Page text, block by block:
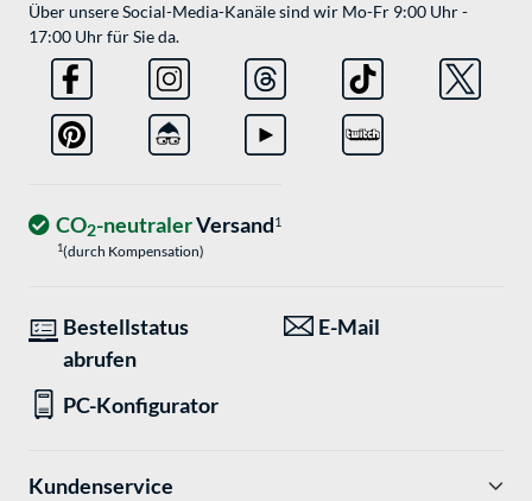
Über unsere Social-Media-Kanäle sind wir Mo-Fr 9:00 Uhr -
17:00 Uhr für Sie da.
CO2-neutralerVersand1
1(durch Kompensation)
Bestellstatus
abrufen
E-Mail
PC-Konfigurator
Kundenservice